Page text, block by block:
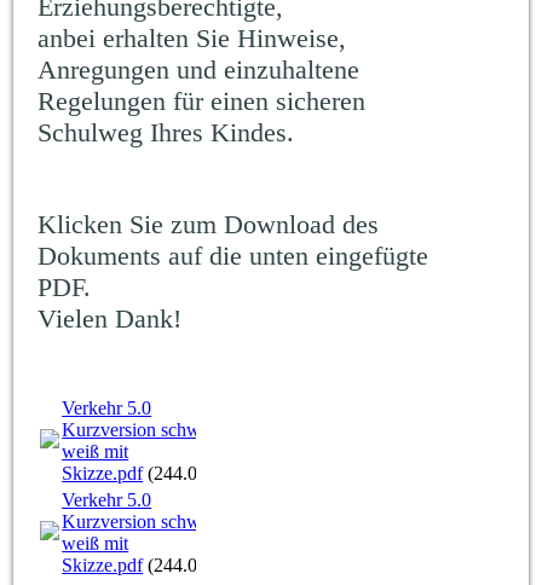
Erziehungsberechtigte,
anbei erhalten Sie Hinweise,
Anregungen und einzuhaltene
Regelungen für einen sicheren
Schulweg Ihres Kindes.
Klicken Sie zum Download des
Dokuments auf die unten eingefügte
PDF.
Vielen Dank!
Verkehr 5.0
Kurzversion schwarz-
weiß mit
Skizze.pdf(244.09KB)
Verkehr 5.0
Kurzversion schwarz-
weiß mit
Skizze.pdf(244.09KB)